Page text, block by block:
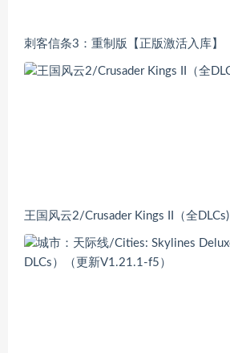
刺客信条3：重制版【正版激活入库】
王国风云2/Crusader Kings II（全DLCs)